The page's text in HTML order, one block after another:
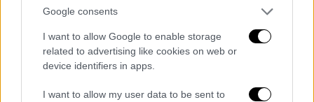
Google consents
I want to allow Google to enable storage
related to advertising like cookies on web or
device identifiers in apps.
I want to allow my user data to be sent to
«Θα στέκομαι για πάντα στο πλευρό του
λαού μου της Παλαιστίνης»